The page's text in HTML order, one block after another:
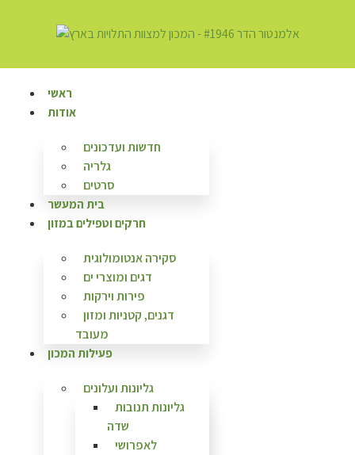
ראשי
אודות
חדשות ועדכונים
גלריה
סרטים
בית המעשר
חרקים וטפילים במזון
סקירה אנטומולוגית
דגים ומוצרי ים
פירות וירקות
דגנים, קטניות ומזון
מעובד
פעילות המכון
גליונות ועלונים
גליונות תנובות
שדה
לאפרושי